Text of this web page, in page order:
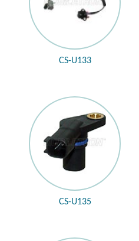
CS-U133
CS-U135